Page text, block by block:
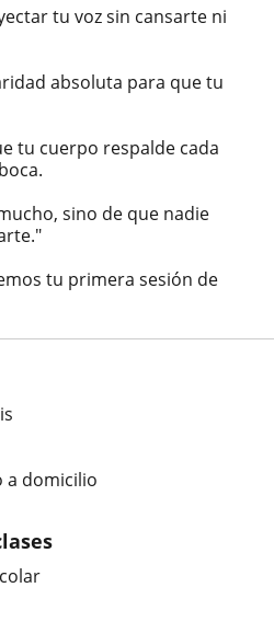
a domicilio
tu voz sin cansarte ni
absoluta para que tu
tu cuerpo respalde cada
sino de que nadie
tu primera sesión de